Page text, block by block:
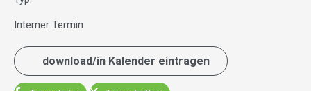
Interner Termin
download/in Kalender eintragen